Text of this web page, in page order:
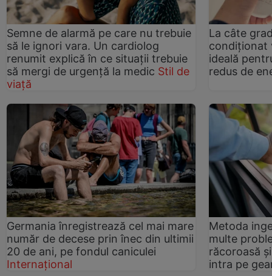
Semne de alarmă pe care nu trebuie
să le ignori vara. Un cardiolog
renumit explică în ce situații trebuie
să mergi de urgență la medic Stil de
viață
La câte
condiționat
ideală
redus de
Germania înregistrează cel mai mare
număr de decese prin înec din ultimii
20 de ani, pe fondul caniculei
Internațional
Metoda
multe
răcoroasă
intra pe